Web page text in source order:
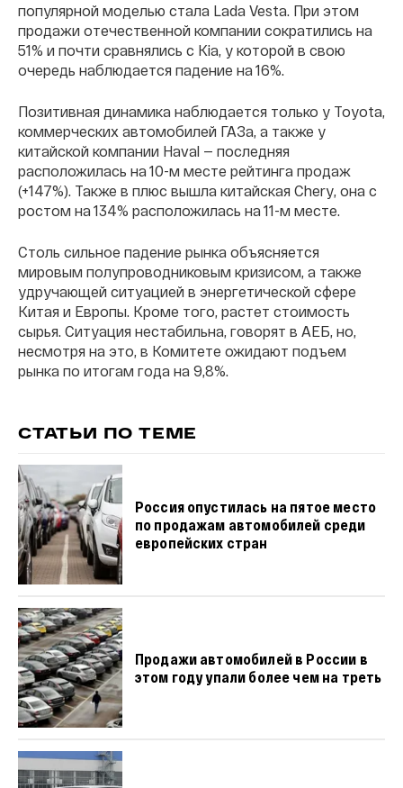
популярной моделью стала Lada Vesta. При этом
продажи отечественной компании сократились на
51% и почти сравнялись с Kia, у которой в свою
очередь наблюдается падение на 16%.
Позитивная динамика наблюдается только у Toyota,
коммерческих автомобилей ГАЗа, а также у
китайской компании Haval — последняя
расположилась на 10-м месте рейтинга продаж
(+147%). Также в плюс вышла китайская Chery, она с
ростом на 134% расположилась на 11-м месте.
Столь сильное падение рынка объясняется
мировым полупроводниковым кризисом, а также
удручающей ситуацией в энергетической сфере
Китая и Европы. Кроме того, растет стоимость
сырья. Ситуация нестабильна, говорят в АЕБ, но,
несмотря на это, в Комитете ожидают подъем
рынка по итогам года на 9,8%.
СТАТЬИ ПО ТЕМЕ
Россия опустилась на пятое место
по продажам автомобилей среди
европейских стран
Продажи автомобилей в России в
этом году упали более чем на треть